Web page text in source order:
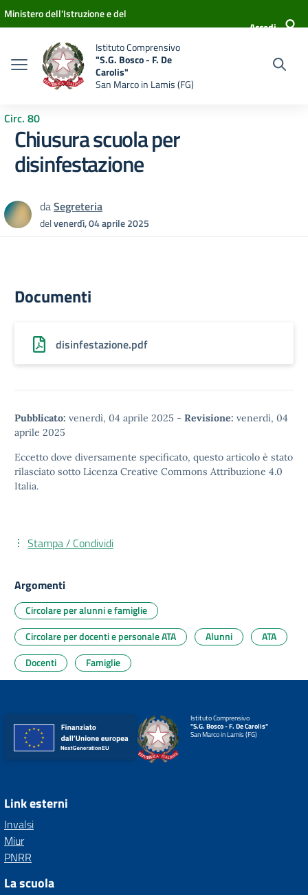
Vai ai contenuti
Vai al menu di navigazione
Vai al footer
Ministero dell'Istruzione e del
Accedi
Istituto Comprensivo
"S.G. Bosco - F. De
Carolis"
San Marco in Lamis (FG)
Circ. 80
Chiusura scuola per
disinfestazione
daSegreteria
delvenerdì, 04 aprile 2025
Documenti
disinfestazione.pdf
Pubblicato: venerdì, 04 aprile 2025 - Revisione: venerdì, 04
aprile 2025
Eccetto dove diversamente specificato, questo articolo è stato
rilasciato sotto Licenza Creative Commons Attribuzione 4.0
Italia.
Stampa / Condividi
Argomenti
Circolare per alunni e famiglie
Circolare per docenti e personale ATA
Alunni
ATA
Docenti
Famiglie
Istituto Comprensivo
"S.G. Bosco - F. De Carolis"
San Marco in Lamis (FG)
Link esterni
Invalsi
Miur
PNRR
La scuola